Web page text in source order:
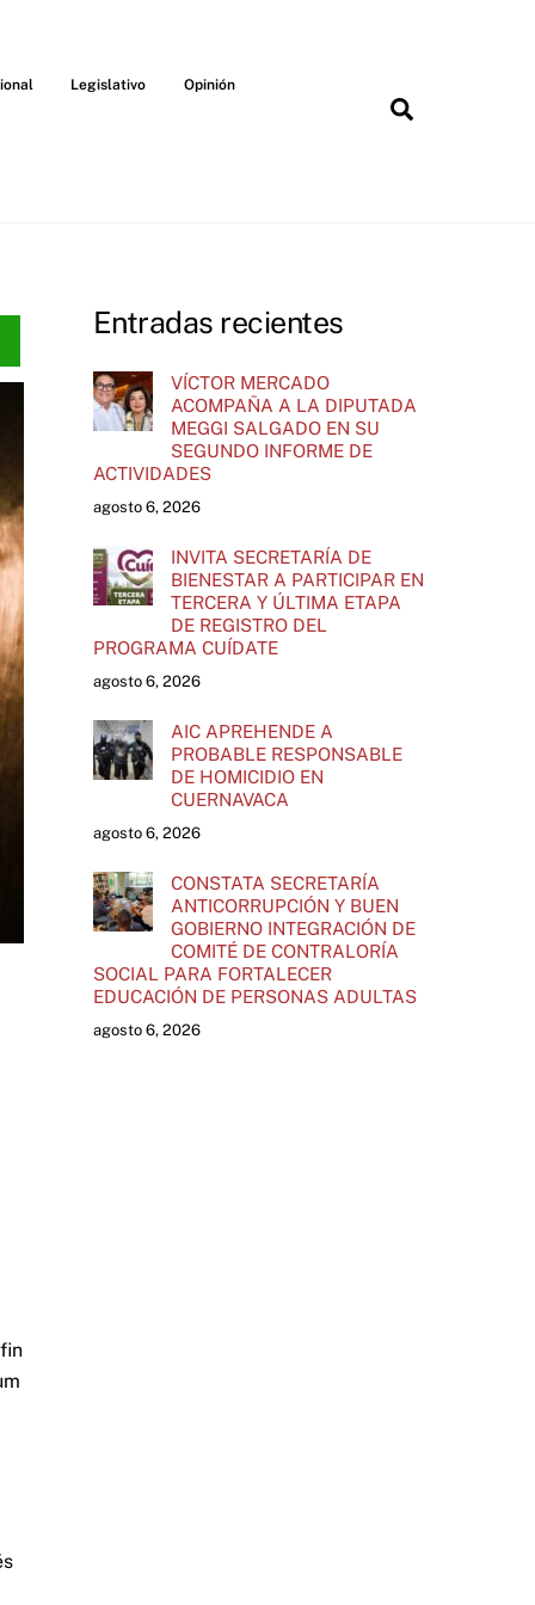
Legislativo Opinión
Entradas recientes
VÍCTOR MERCADO
ACOMPAÑA A LA DIPUTADA
MEGGI SALGADO EN SU
SEGUNDO INFORME DE
ACTIVIDADES
agosto 6, 2026
INVITA SECRETARÍA DE
BIENESTAR A PARTICIPAR EN
TERCERA Y ÚLTIMA ETAPA
DE REGISTRO DEL
PROGRAMA CUÍDATE
agosto 6, 2026
AIC APREHENDE A
PROBABLE RESPONSABLE
DE HOMICIDIO EN
CUERNAVACA
agosto 6, 2026
CONSTATA SECRETARÍA
ANTICORRUPCIÓN Y BUEN
GOBIERNO INTEGRACIÓN DE
COMITÉ DE CONTRALORÍA
SOCIAL PARA FORTALECER
EDUCACIÓN DE PERSONAS ADULTAS
agosto 6, 2026